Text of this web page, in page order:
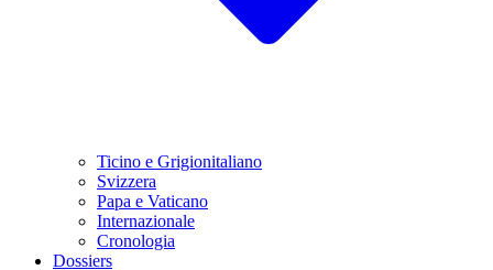
Ticino e Grigionitaliano
Svizzera
Papa e Vaticano
Internazionale
Cronologia
Dossiers